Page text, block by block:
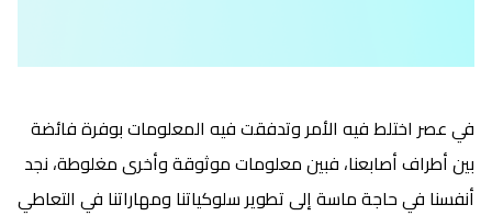
في عصر اختلط فيه الأمر وتدفقت فيه المعلومات بوفرة فائضة
بين أطراف أصابعنا، فبين معلومات موثوقة وأخرى مغلوطة، نجد
أنفسنا في حاجة ماسة إلى تطوير سلوكياتنا ومهاراتنا في التعاطي